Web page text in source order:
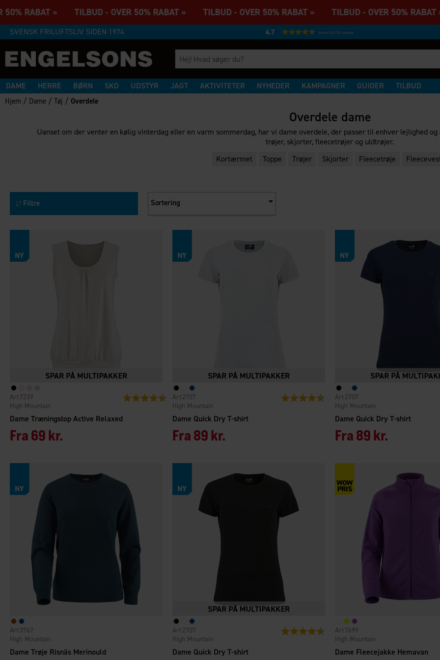
50% RABAT » TILBUD - OVER 50% RABAT » TILBUD - OVER 50% RABAT » TILBUD - OVER 50%
SVENSK FRILUFTSLIV SIDEN 1974 4.7 Baseret på 27231 stemmer
DAME HERRE BØRN SKO UDSTYR JAGT AKTIVITETER NYHEDER KAMPAGNER GUIDER TILBUD
Hjem / Dame /Tøj / Overdele
Overdele dame
Uanset om der venter en kølig vinterdag eller en varm sommerdag, har vi dame overdele, der passer til enhver lejlighed
trøjer, skjorter, fleecetrøjer og uldtrøjer.
Kortærmet
Toppe Trøjer Skjorter Fleecetrøje
Filtre Sortering
Dame Træningstop Active Relaxed
High Mountain
7239
Fra69 kr.
Vurdering: 4.7 ud af 5 stjerner
Dame Quick Dry T-shirt
High Mountain
2707
Fra89 kr.
Vurdering: 4.3 ud af 5 stjerner
Dame Quick Dry T-shirt
High Mountain
2707
Fra89 kr.
Dame Trøje Risnäs Merinould
High Mountain
3767
Dame Quick Dry T-shirt
High Mountain
2707 Vurdering: 4.3 ud af 5 stjerner
Dame Fleecejakke Hemavan
High Mountain
7699